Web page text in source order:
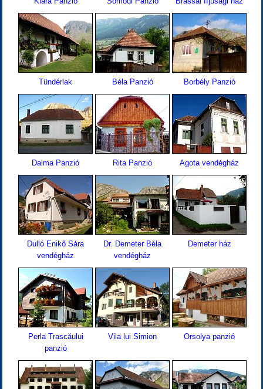
Tündérlak Béla Panzió Borbély Panzió
Dalma Panzió Rita Panzió Agota vendégház
Dulló Enikő Sára
vendégház
Dr. Demeter Béla
vendégház
Demeter ház
Perla Trascăului
panzió
Vila lui Simion Orsolya panzió